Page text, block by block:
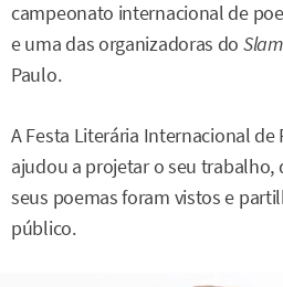
campeonato internacional de
e uma das organizadoras do
Paulo.
A Festa Literária Internacional de
ajudou a projetar o seu trabalho,
seus poemas foram vistos e
público.